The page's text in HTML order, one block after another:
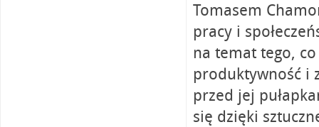
Tomasem
pracy i
na temat tego,
produktywność i
przed jej
się dzięki